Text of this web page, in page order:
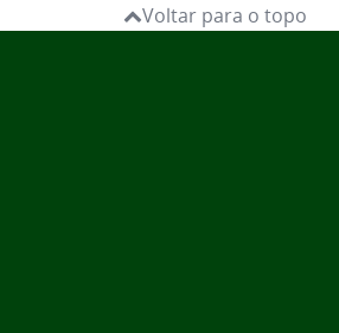
Voltar para o topo